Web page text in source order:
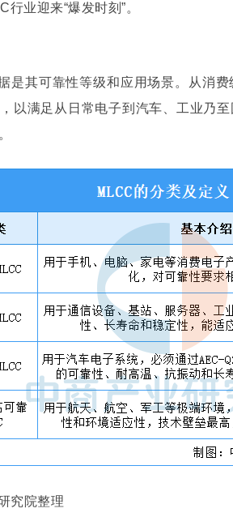
业迎来“爆发时刻”。
是其可靠性等级和应用场景。从消
以满足从日常电子到汽车、工业乃
究院整理